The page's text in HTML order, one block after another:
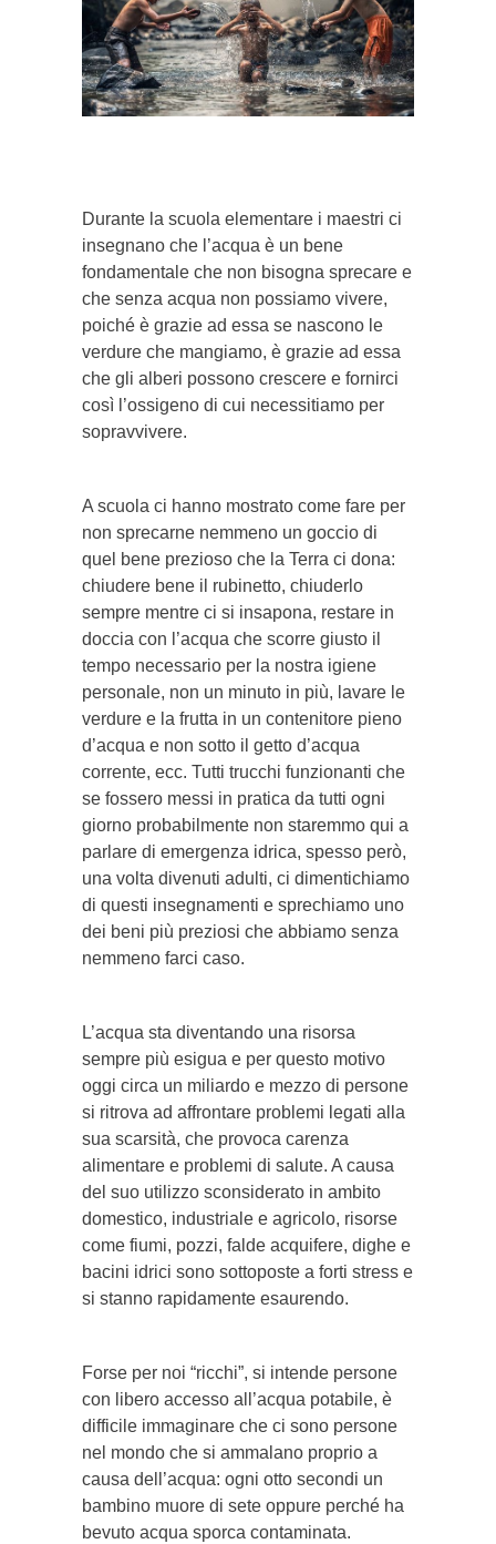
Durante la scuola elementare i maestri ci
insegnano che l’acqua è un bene
fondamentale che non bisogna sprecare e
che senza acqua non possiamo vivere,
poiché è grazie ad essa se nascono le
verdure che mangiamo, è grazie ad essa
che gli alberi possono crescere e fornirci
così l’ossigeno di cui necessitiamo per
sopravvivere.
A scuola ci hanno mostrato come fare per
non sprecarne nemmeno un goccio di
quel bene prezioso che la Terra ci dona:
chiudere bene il rubinetto, chiuderlo
sempre mentre ci si insapona, restare in
doccia con l’acqua che scorre giusto il
tempo necessario per la nostra igiene
personale, non un minuto in più, lavare le
verdure e la frutta in un contenitore pieno
d’acqua e non sotto il getto d’acqua
corrente, ecc. Tutti trucchi funzionanti che
se fossero messi in pratica da tutti ogni
giorno probabilmente non staremmo qui a
parlare di emergenza idrica, spesso però,
una volta divenuti adulti, ci dimentichiamo
di questi insegnamenti e sprechiamo uno
dei beni più preziosi che abbiamo senza
nemmeno farci caso.
L’acqua sta diventando una risorsa
sempre più esigua e per questo motivo
oggi circa un miliardo e mezzo di persone
si ritrova ad affrontare problemi legati alla
sua scarsità, che provoca carenza
alimentare e problemi di salute. A causa
del suo utilizzo sconsiderato in ambito
domestico, industriale e agricolo, risorse
come fiumi, pozzi, falde acquifere, dighe e
bacini idrici sono sottoposte a forti stress e
si stanno rapidamente esaurendo.
Forse per noi “ricchi”, si intende persone
con libero accesso all’acqua potabile, è
difficile immaginare che ci sono persone
nel mondo che si ammalano proprio a
causa dell’acqua: ogni otto secondi un
bambino muore di sete oppure perché ha
bevuto acqua sporca contaminata.